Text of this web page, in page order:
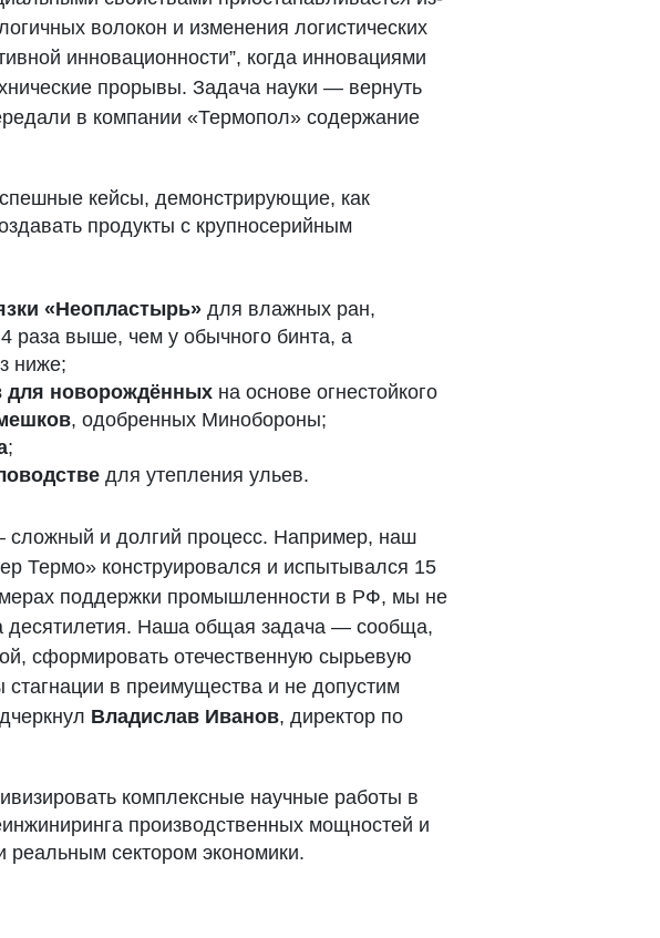
волокон и изменения логистических
инновационности”, когда инновациями
прорывы. Задача науки — вернуть
в компании «Термопол» содержание
кейсы, демонстрирующие, как
продукты с крупносерийным
«Неопластырь» для влажных ран,
раза выше, чем у обычного бинта, а
ниже;
для новорождённых на основе огнестойкого
, одобренных Минобороны;
;
для утепления ульев.
сложный и долгий процесс. Например, наш
Термо» конструировался и испытывался 15
поддержки промышленности в РФ, мы не
десятилетия. Наша общая задача — сообща,
сформировать отечественную сырьевую
в преимущества и не допустим
Владислав Иванов, директор по
комплексные научные работы в
производственных мощностей и
реальным сектором экономики.